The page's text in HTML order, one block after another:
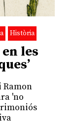
Història
les
Ramon
'no